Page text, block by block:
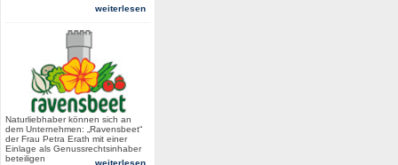
weiterlesen
Naturliebhaber können sich an
dem Unternehmen: „Ravensbeet“
der Frau Petra Erath mit einer
Einlage als Genussrechtsinhaber
beteiligen
weiterlesen